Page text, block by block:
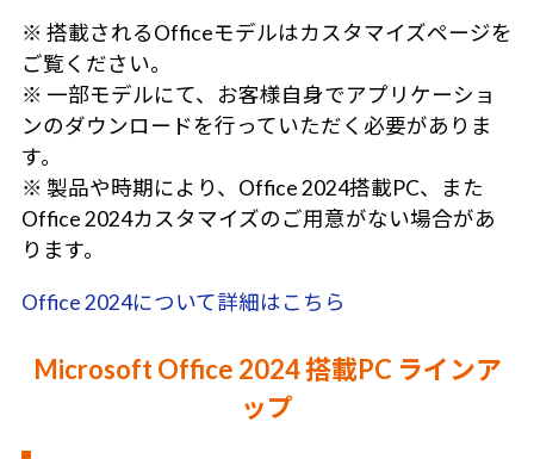
※ 搭載されるOfficeモデルはカスタマイズページを
ご覧ください。
※ 一部モデルにて、お客様自身でアプリケーショ
ンのダウンロードを行っていただく必要がありま
す。
※ 製品や時期により、Office 2024搭載PC、また
Office 2024カスタマイズのご用意がない場合があ
ります。
Office 2024について詳細はこちら
Microsoft Office 2024 搭載PC ラインア
ップ